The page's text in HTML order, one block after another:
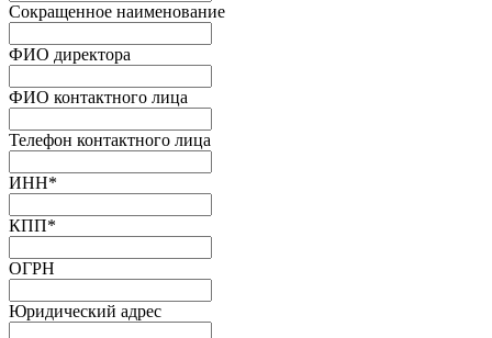
Сокращенное наименование
ФИО директора
ФИО контактного лица
Телефон контактного лица
ИНН*
КПП*
ОГРН
Юридический адрес